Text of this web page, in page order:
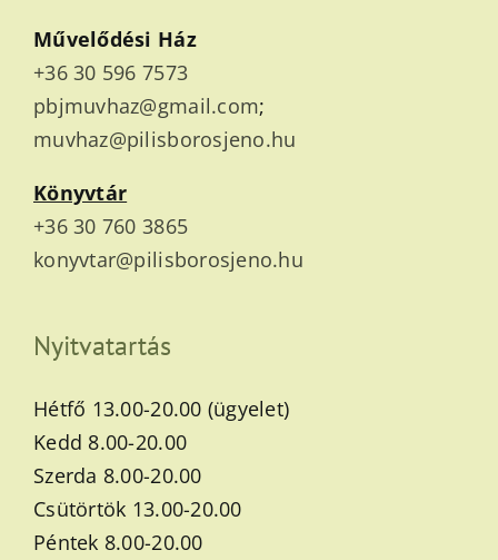
Művelődési Ház
+36 30 596 7573
pbjmuvhaz@gmail.com;
muvhaz@pilisborosjeno.hu
Könyvtár
+36 30 760 3865
konyvtar@pilisborosjeno.hu
Nyitvatartás
Hétfő 13.00-20.00 (ügyelet)
Kedd 8.00-20.00
Szerda 8.00-20.00
Csütörtök 13.00-20.00
Péntek 8.00-20.00